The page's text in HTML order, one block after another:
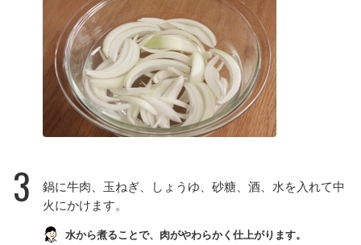
3
鍋に牛肉、玉ねぎ、しょうゆ、砂糖、酒、水を入れて中
火にかけます。
水から煮ることで、肉がやわらかく仕上がります。